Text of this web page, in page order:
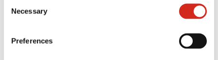
121387608.
Selection
Necessary
Preferences
Naudingos nuorodos